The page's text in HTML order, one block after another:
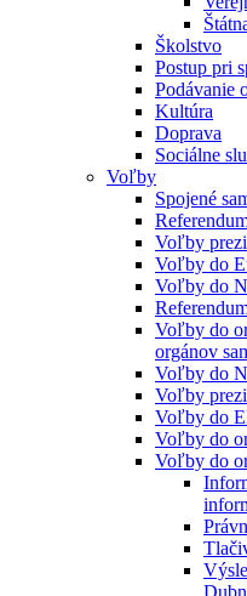
Školstvo
Postup pri
Podávanie
Kultúra
Doprava
Sociálne
Voľby
Spojené
Voľby
Voľby do
Voľby do
Voľby do
orgánov
Voľby do
Voľby
Voľby do
Voľby do
Voľby do